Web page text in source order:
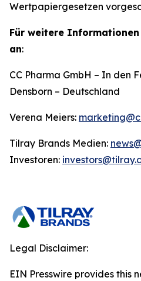
Wertpapiergesetzen
Für weitere
an:
CC Pharma GmbH – In den
Densborn – Deutschland
Verena Meiers:
Tilray Brands Medien:
Investoren:
Legal Disclaimer:
EIN Presswire provides this